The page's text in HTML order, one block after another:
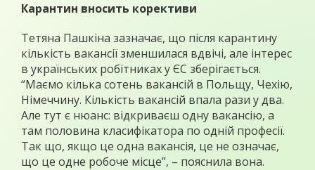
Карантин вносить корективи
Тетяна Пашкіна зазначає, що після карантину
кількість вакансії зменшилася вдвічі, але інтерес
в українських робітниках у ЄС зберігається.
“Маємо кілька сотень вакансій в Польщу, Чехію,
Німеччину. Кількість вакансій впала рази у два.
Але тут є нюанс: відкриваєш одну вакансію, а
там половина класифікатора по одній професії.
Так що, якщо це одна вакансія, це не означає,
що це одне робоче місце”, – пояснила вона.